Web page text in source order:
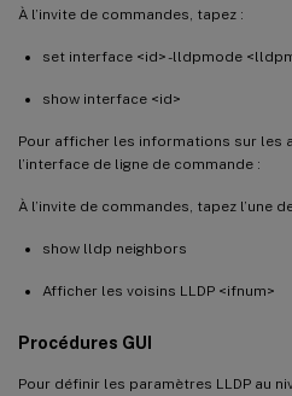
À l’invite de commandes, tapez :
set interface <id> -lldpmode
show interface <id>
Pour afficher les informations sur les
l’interface de ligne de commande :
À l’invite de commandes, tapez l’une
show lldp neighbors
Afficher les voisins LLDP <ifnum>
Procédures GUI
Pour définir les paramètres LLDP au